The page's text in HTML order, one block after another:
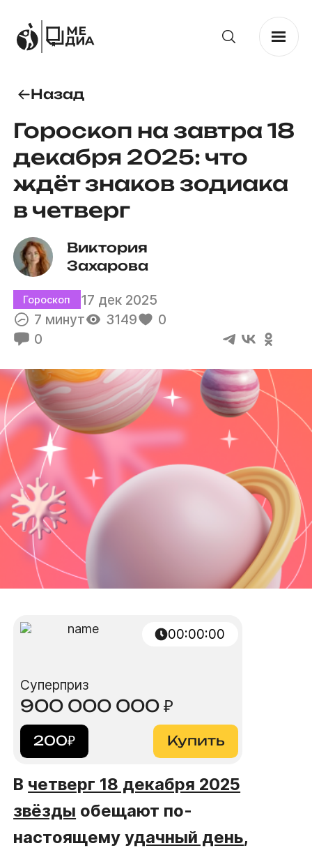
Назад
Гороскоп на завтра 18
декабря 2025: что
ждёт знаков зодиака
в четверг
Виктория
Захарова
Гороскоп
17 дек 2025
7 минут
3149
0
0
00:00:00
Суперприз
900 000 000₽
200₽ Купить
В четверг 18 декабря 2025
звёзды обещают по-
настоящемуудачный день,